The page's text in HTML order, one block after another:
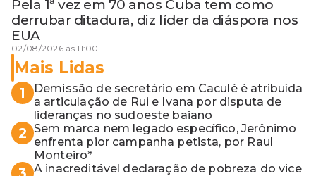
Pela 1ª vez em 70 anos Cuba tem como
derrubar ditadura, diz líder da diáspora nos
EUA
02/08/2026 às 11:00
Mais Lidas
1
Demissão de secretário em Caculé é atribuída
a articulação de Rui e Ivana por disputa de
lideranças no sudoeste baiano
2
Sem marca nem legado específico, Jerônimo
enfrenta pior campanha petista, por Raul
Monteiro*
A inacreditável declaração de pobreza do vice